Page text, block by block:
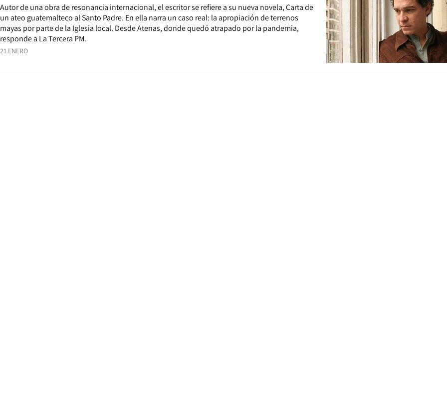
21 ENERO
Autor de una obra de resonancia internacional, el escritor se refiere a su nueva novela, Carta de
un ateo guatemalteco al Santo Padre. En ella narra un caso real: la apropiación de terrenos
mayas por parte de la Iglesia local. Desde Atenas, donde quedó atrapado por la pandemia,
responde a La Tercera PM.